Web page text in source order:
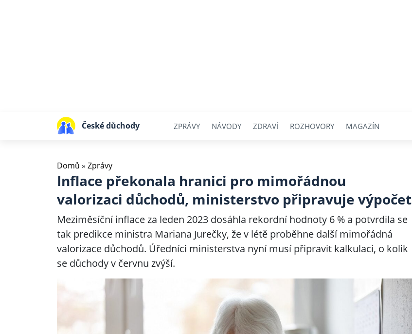
České důchody ZPRÁVY NÁVODY ZDRAVÍ ROZHOVORY MAGAZÍN
Domů » Zprávy
Inflace překonala hranici pro mimořádnou
valorizaci důchodů, ministerstvo připravuje výpočet
Meziměsíční inflace za leden 2023 dosáhla rekordní hodnoty 6 % a potvrdila se
tak predikce ministra Mariana Jurečky, že v létě proběhne další mimořádná
valorizace důchodů. Úředníci ministerstva nyní musí připravit kalkulaci, o kolik
se důchody v červnu zvýší.